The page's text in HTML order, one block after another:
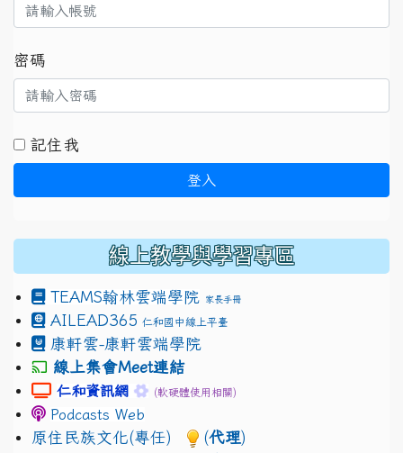
密碼
記住我
登入
線上教學與學習專區
TEAMS翰林雲端學院 家長手冊
AILEAD365 仁和國中線上平臺
康軒雲-康軒雲端學院
線上集會Meet連結
link to https://sites.google.com/
仁和資訊網 link to https://sites.google.com/
(軟硬體使用相關)
Podcasts Web
原住民族文化(專任) (代理)